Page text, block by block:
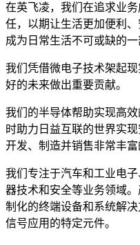
在英飞凌，我们在追求业
任，以期让生活更加便利
成为日常生活不可或缺的一
我们凭借微电子技术架起
好的未来做出重要贡献。
我们的半导体帮助实现高
时助力日益互联的世界实
开发、制造并销售非常丰
我们专注于汽车和工业电
器技术和安全等业务领域
制化的终端设备和系统解
信号应用的特定元件。